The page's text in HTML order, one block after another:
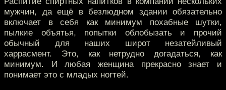
мужчин, да ещё в безлюдном здании обязательно
включает в себя как минимум похабные шутки,
пылкие объятья, попытки облобызать и прочий
обычный для наших широт незатейливый
харрасмент. Это, как нетрудно догадаться, как
минимум. И любая женщина прекрасно знает и
понимает это с младых ногтей.